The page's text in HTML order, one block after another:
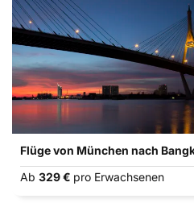
Flüge von München nach
Ab 329 € pro Erwachsenen